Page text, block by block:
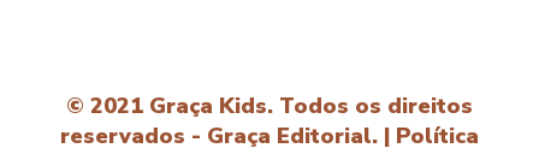
© 2021 Graça Kids. Todos os direitos
reservados - Graça Editorial. | Política